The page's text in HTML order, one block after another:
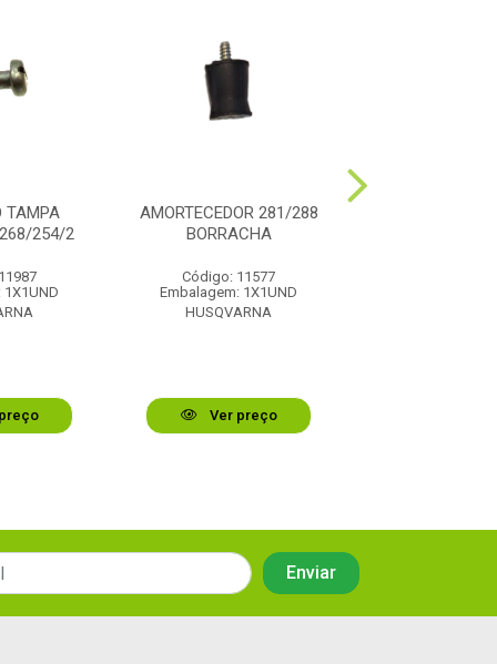
TAMPA
254/2
AMORTECEDOR 281/288
BORRACHA
Código: 11577
Embalagem: 1X1UND
HUSQVARNA
Ver preço